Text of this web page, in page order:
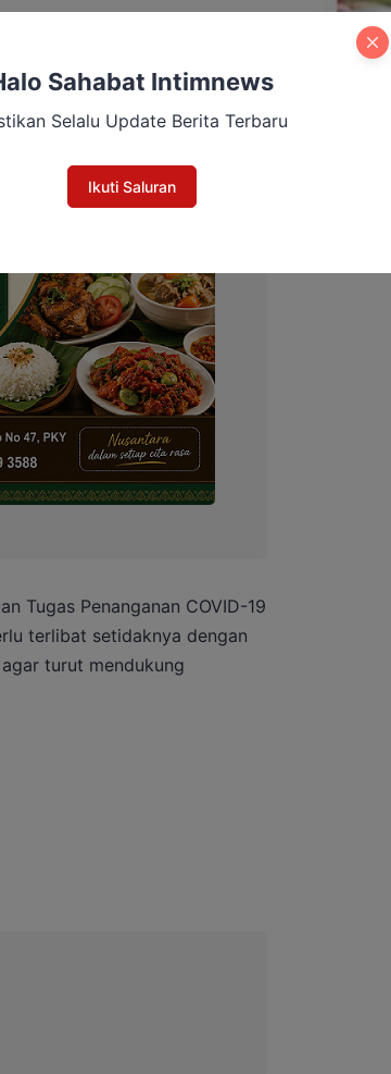
Masker di Tengah Asap
Tugas Penanganan COVID-19
terlibat setidaknya dengan
turut mendukung
Sahabat Intimnews
Selalu Update Berita Terbaru
Ikuti Saluran